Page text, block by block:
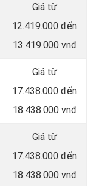
Giá từ
12.419.000 đến
13.419.000 vnđ
Giá từ
17.438.000 đến
18.438.000 vnđ
Giá từ
17.438.000 đến
18.438.000 vnđ